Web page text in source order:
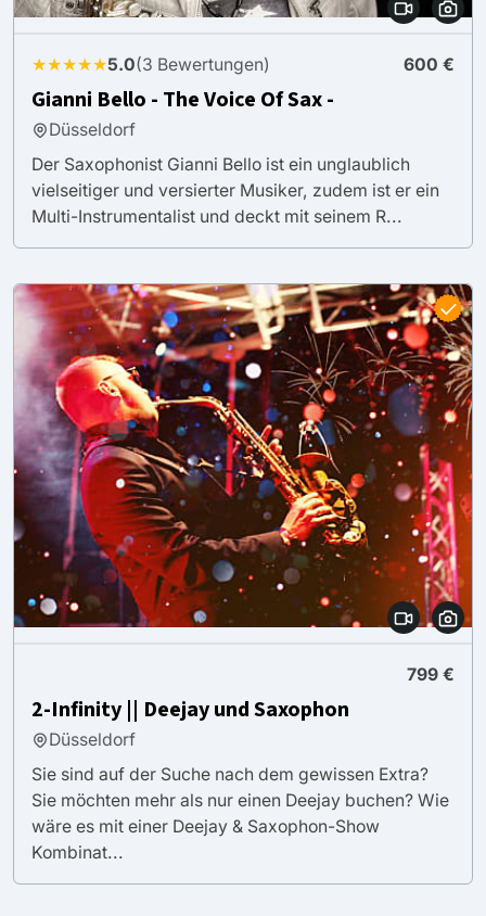
★★★★★5.0(3 Bewertungen) 600 €
Gianni Bello - The Voice Of Sax -
Düsseldorf
Der Saxophonist Gianni Bello ist ein unglaublich
vielseitiger und versierter Musiker, zudem ist er ein
Multi-Instrumentalist und deckt mit seinem R...
799 €
2-Infinity || Deejay und Saxophon
Düsseldorf
Sie sind auf der Suche nach dem gewissen Extra?
Sie möchten mehr als nur einen Deejay buchen? Wie
wäre es mit einer Deejay & Saxophon-Show
Kombinat...